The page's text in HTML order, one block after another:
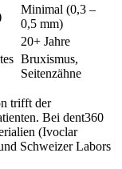
Minimal (0,3 –
0,5 mm)
20+ Jahre
Bruxismus,
Seitenzähne
trifft der
Bei dent360
(Ivoclar
Schweizer Labors